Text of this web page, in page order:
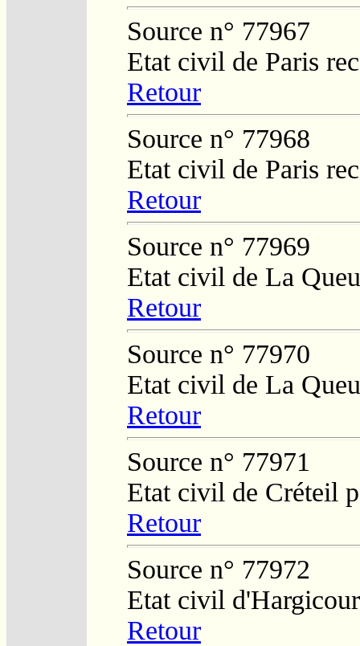
Source n° 77967
Etat civil de Paris
Retour
Source n° 77968
Etat civil de Paris
Retour
Source n° 77969
Etat civil de La
Retour
Source n° 77970
Etat civil de La
Retour
Source n° 77971
Etat civil de Créteil
Retour
Source n° 77972
Etat civil
Retour